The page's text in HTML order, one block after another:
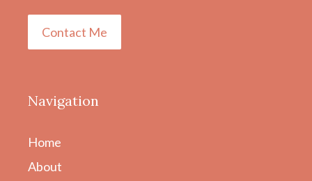
Contact Me
Navigation
Home
About